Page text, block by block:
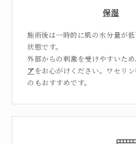
保湿
施術後は一時的に肌の水分量が
状態です。
外部からの刺激を受けやすいため
ア をお心がけください。ワセリ
のもおすすめです。